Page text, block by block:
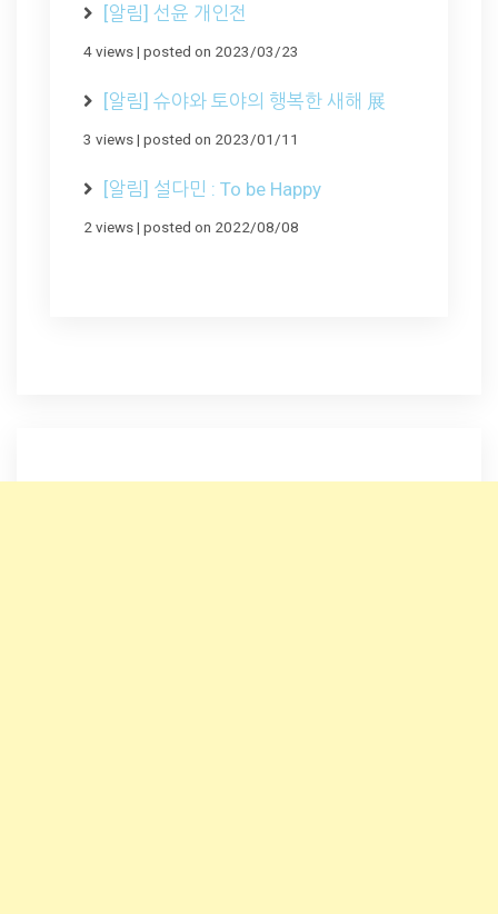
[알림] 선윤 개인전
4 views| posted on 2023/03/23
[알림] 슈야와 토야의 행복한 새해 展
3 views| posted on 2023/01/11
[알림] 설다민 : To be Happy
2 views| posted on 2022/08/08